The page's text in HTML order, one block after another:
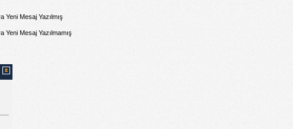
Yeni Mesaj Yazılmış
Yeni Mesaj Yazılmamış